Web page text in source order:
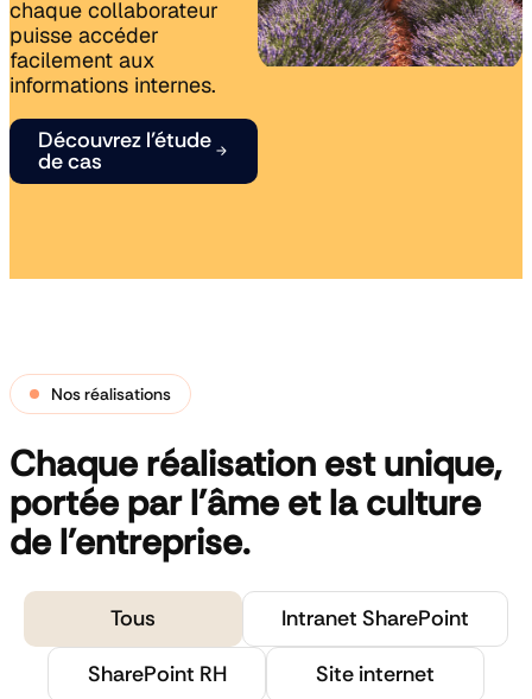
Accompagnement
& Formation
Intranet
sur-mesure
Voir nos
références
Voir nos
références
chaque collaborateur
puisse accéder
facilement aux
informations internes.
Découvrez l’étude
de cas
Nos réalisations
Chaque réalisation est unique,
portée par l'âme et la culture
de l'entreprise.
Tous
Intranet SharePoint
SharePoint RH
Site internet